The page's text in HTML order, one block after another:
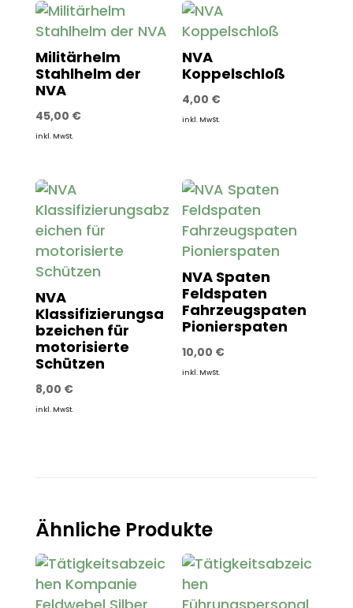
Militärhelm
Stahlhelm der
NVA
45,00 €
inkl. MwSt.
NVA
Koppelschloß
4,00 €
inkl. MwSt.
NVA
Klassifizierungsa
bzeichen für
motorisierte
Schützen
8,00 €
inkl. MwSt.
NVA Spaten
Feldspaten
Fahrzeugspaten
Pionierspaten
10,00 €
inkl. MwSt.
Ähnliche Produkte